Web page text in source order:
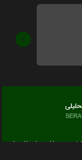
می باشد و استفاده از